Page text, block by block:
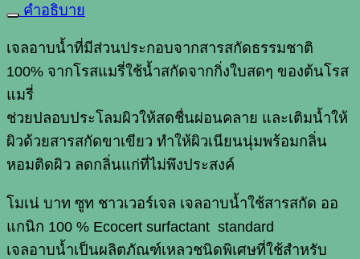
คำอธิบาย
เจลอาบน้ำที่มีส่วนประกอบจากสารสกัดธรรมชาติ
100% จากโรสแมรี่ใช้น้ำสกัดจากกิ่งใบสดๆ ของต้นโรส
แมรี่
ช่วยปลอบประโลมผิวให้สดชื่นผ่อนคลาย และเติมน้ำให้
ผิวด้วยสารสกัดขาเขียว ทำให้ผิวเนียนนุ่มพร้อมกลิ่น
หอมติดผิว ลดกลิ่นแก่ที่ไม่พึงประสงค์
โมเน่ บาท ซูท ชาวเวอร์เจล เจลอาบน้ำใช้สารสกัด ออ
แกนิก 100 % Ecocert surfactant standard
เจลอาบน้ำเป็นผลิตภัณฑ์เหลวชนิดพิเศษที่ใช้สำหรับ